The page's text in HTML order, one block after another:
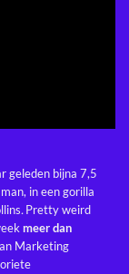
geleden bijna 7,5
in een gorilla
. Pretty weird
meer dan
Marketing